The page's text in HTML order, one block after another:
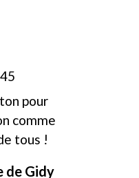
pour
comme
tous !
de Gidy